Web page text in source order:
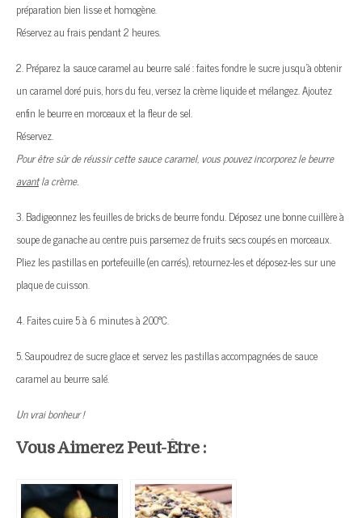
préparation bien lisse et homogène.
Réservez au frais pendant 2 heures.
2. Préparez la sauce caramel au beurre salé : faites fondre le sucre jusqu’à obtenir
un caramel doré puis, hors du feu, versez la crème liquide et mélangez. Ajoutez
enfin le beurre en morceaux et la fleur de sel.
Réservez.
Pour être sûr de réussir cette sauce caramel, vous pouvez incorporez le beurre
avantla crème.
3. Badigeonnez les feuilles de bricks de beurre fondu. Déposez une bonne cuillère à
soupe de ganache au centre puis parsemez de fruits secs coupés en morceaux.
Pliez les pastillas en portefeuille (en carrés), retournez-les et déposez-les sur une
plaque de cuisson.
4. Faites cuire 5 à 6 minutes à 200°C.
5. Saupoudrez de sucre glace et servez les pastillas accompagnées de sauce
caramel au beurre salé.
Un vrai bonheur !
Vous Aimerez Peut-Être :